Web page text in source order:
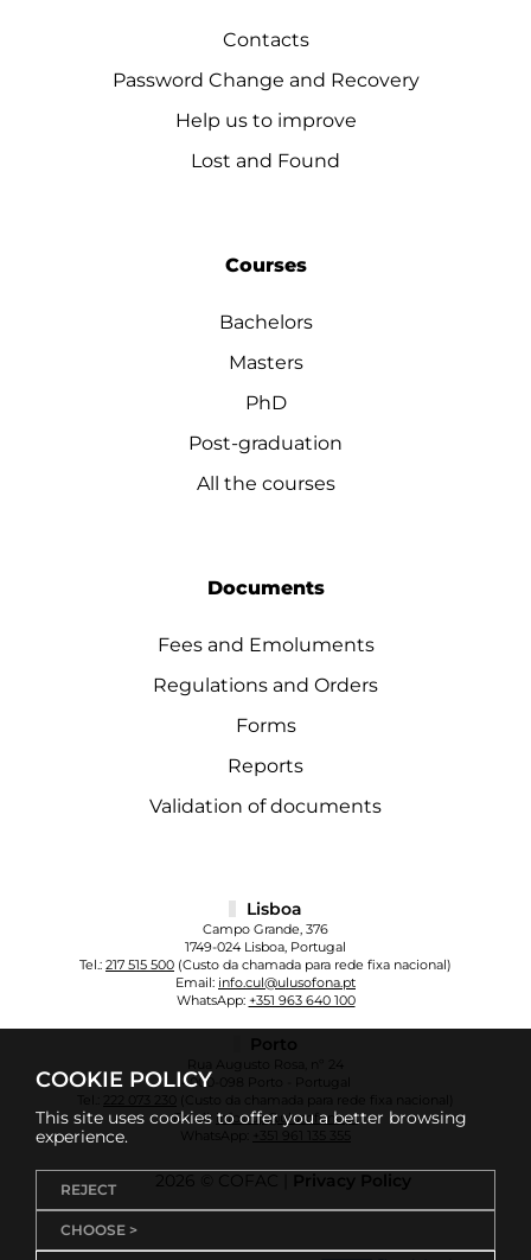
COOKIE POLICY
This site uses cookies to offer you a better browsing
experience.
REJECT
CHOOSE >
Contacts
Password Change and Recovery
Help us to improve
Lost and Found
Courses
Bachelors
Masters
PhD
Post-graduation
All the courses
Documents
Fees and Emoluments
Regulations and Orders
Forms
Reports
Validation of documents
Lisboa
Campo Grande, 376
1749-024 Lisboa, Portugal
Tel.: 217 515 500 (Custo da chamada para rede fixa nacional)
Email: info.cul@ulusofona.pt
WhatsApp: +351 963 640 100
Porto
Rua Augusto Rosa, nº 24
4000-098 Porto - Portugal
222 073 230
(Custo da chamada para rede fixa nacional)
Email: info.cup@ulusofona.pt
WhatsApp:
+351 961 135 355
2026 © COFAC | Privacy Policy